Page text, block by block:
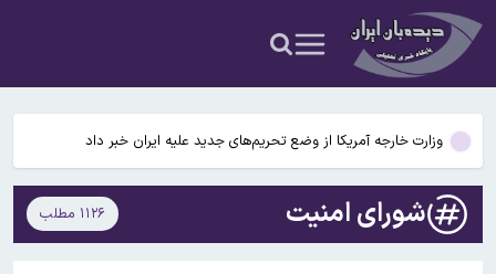
جزئیات جدید از انتقال نجومی گزینه پرسپولیس به نساجی
پاسخ منفی پورعلی‌گنجی به پیشنهاد منصوریان/مدافع پرسپولیس لژیونر
می‌شود
وزارت خارجه آمریکا از وضع تحریم‌های جدید علیه ایران خبر داد
محدودیت تردد در آزادراه تهران کرج قزوین تا ۲۰ شهریور/ جزئیات
تکثیر کننده غیرمجاز عکس خوانندگان تحت تعقیب قرار گرفت
شورای امنیت ۱۱۲۶ مطلب